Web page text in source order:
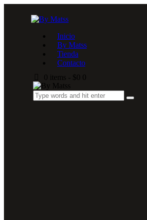
Inicio
By Matss
Tienda
Contacto
0 items - $0 0